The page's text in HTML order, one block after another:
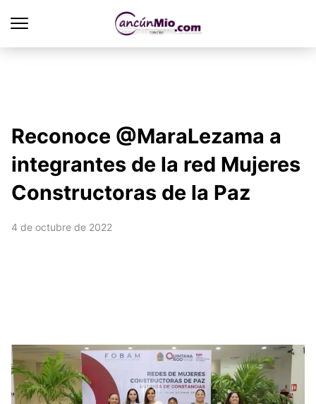
Reconoce @MaraLezama a
integrantes de la red Mujeres
Constructoras de la Paz
4 de octubre de 2022